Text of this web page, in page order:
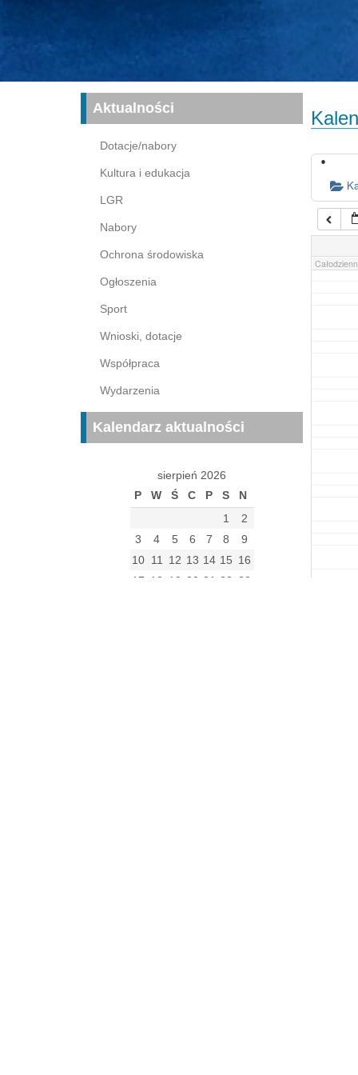
Aktualności
Dotacje/nabory
Kultura i edukacja
LGR
Nabory
Ochrona środowiska
Ogłoszenia
Sport
Wnioski, dotacje
Współpraca
Wydarzenia
Kalendarz aktualności
sierpień 2026
P
W Ś C P S N
1
2
3
4 5 6 7 8
9
10 11 12 13 14 15 16
17
18 19 20 21 22
23
04:00
05:00
06:00
07:00